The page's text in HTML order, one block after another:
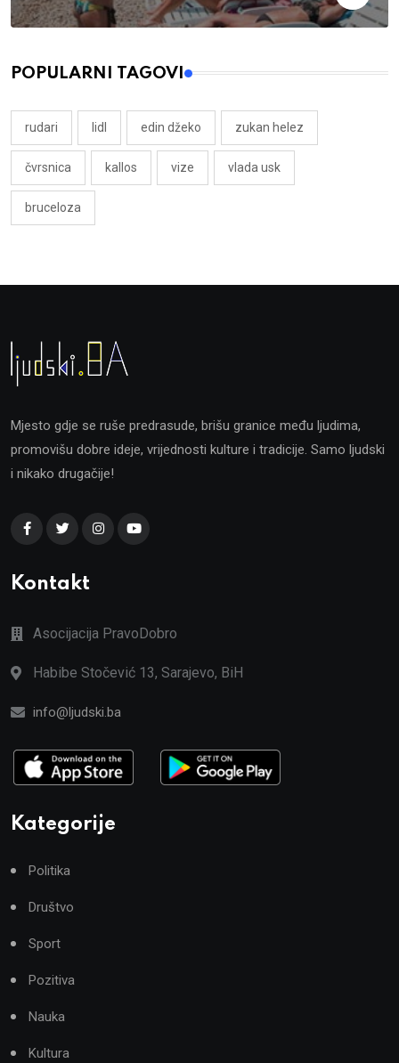
POPULARNI TAGOVI
rudari lidl edin džeko zukan helez
čvrsnica kallos vize vlada usk
bruceloza
Mjesto gdje se ruše predrasude, brišu granice među ljudima,
promovišu dobre ideje, vrijednosti kulture i tradicije. Samo ljudski
i nikako drugačije!
Kontakt
Asocijacija PravoDobro
Habibe Stočević 13, Sarajevo, BiH
info@ljudski.ba
Kategorije
Politika
Društvo
Sport
Pozitiva
Nauka
Kultura